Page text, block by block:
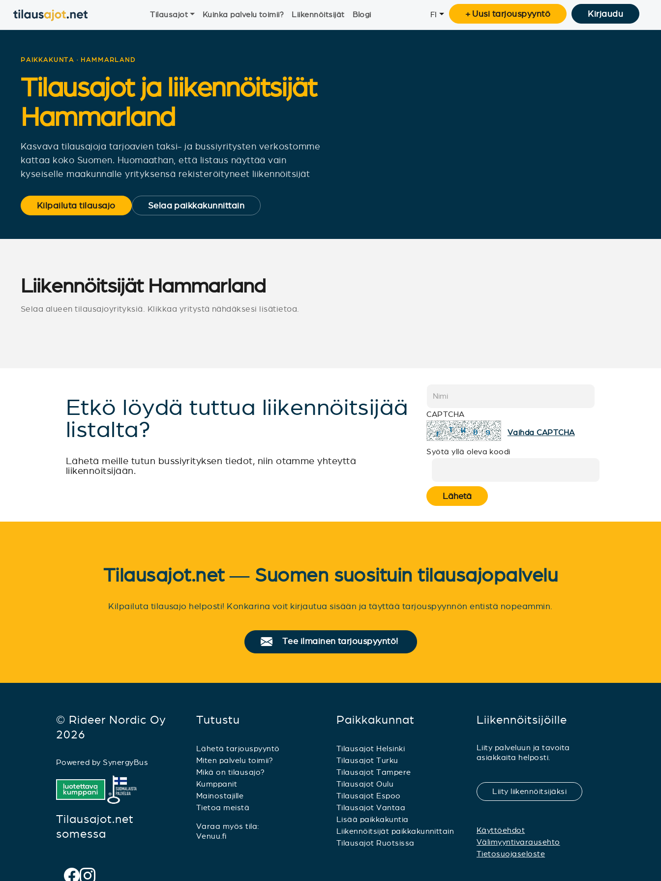
Tilausajot Kuinka palvelu toimii? Liikennöitsijät Blogi FI + Uusi tarjouspyyntö Kirjaudu
PAIKKAKUNTA · HAMMARLAND
Tilausajot ja liikennöitsijät
Hammarland
Kasvava tilausajoja tarjoavien taksi- ja bussiyritysten verkostomme
kattaa koko Suomen. Huomaathan, että listaus näyttää vain
kyseiselle maakunnalle yrityksensä rekisteröityneet liikennöitsijät
Kilpailuta tilausajo Selaa paikkakunnittain
Liikennöitsijät Hammarland
Selaa alueen tilausajoyrityksiä. Klikkaa yritystä nähdäksesi lisätietoa.
Etkö löydä tuttua liikennöitsijää
listalta?
Lähetä meille tutun bussiyrityksen tiedot, niin otamme yhteyttä
liikennöitsijään.
CAPTCHA
Vaihda CAPTCHA
Syötä yllä oleva koodi
Lähetä
Tilausajot.net — Suomen suosituin tilausajopalvelu
Kilpailuta tilausajo helposti! Konkarina voit kirjautua sisään ja täyttää tarjouspyynnön entistä nopeammin.
Tee ilmainen tarjouspyyntö!
© Rideer Nordic Oy
2026
Powered by SynergyBus
Tilausajot.net
somessa
Tutustu
Lähetä tarjouspyyntö
Miten palvelu toimii?
Mikä on tilausajo?
Kumppanit
Mainostajille
Tietoa meistä
Varaa myös tila:
Venuu.fi
Paikkakunnat
Tilausajot Helsinki
Tilausajot Turku
Tilausajot Tampere
Tilausajot Oulu
Tilausajot Espoo
Tilausajot Vantaa
Lisää paikkakuntia
Liikennöitsijät paikkakunnittain
Tilausajot Ruotsissa
Liikennöitsijöille
Liity palveluun ja tavoita
asiakkaita helposti.
Liity liikennöitsijäksi
Käyttöehdot
Välimyyntivarausehto
Tietosuojaseloste